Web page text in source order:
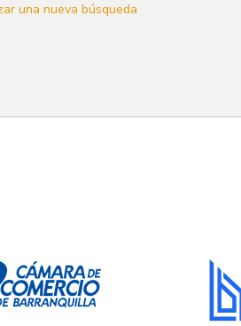
una nueva búsqueda